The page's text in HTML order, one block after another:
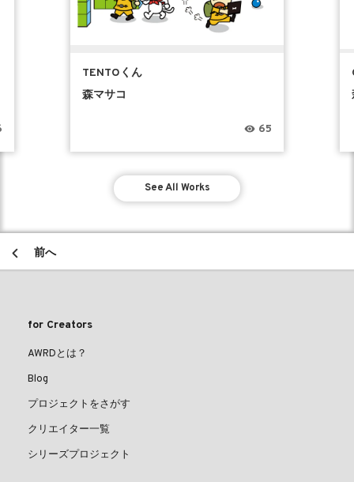
TENTOくん
森マサコ
65
See All Works
前へ
for Creators
AWRDとは？
Blog
プロジェクトをさがす
クリエイター一覧
シリーズプロジェクト